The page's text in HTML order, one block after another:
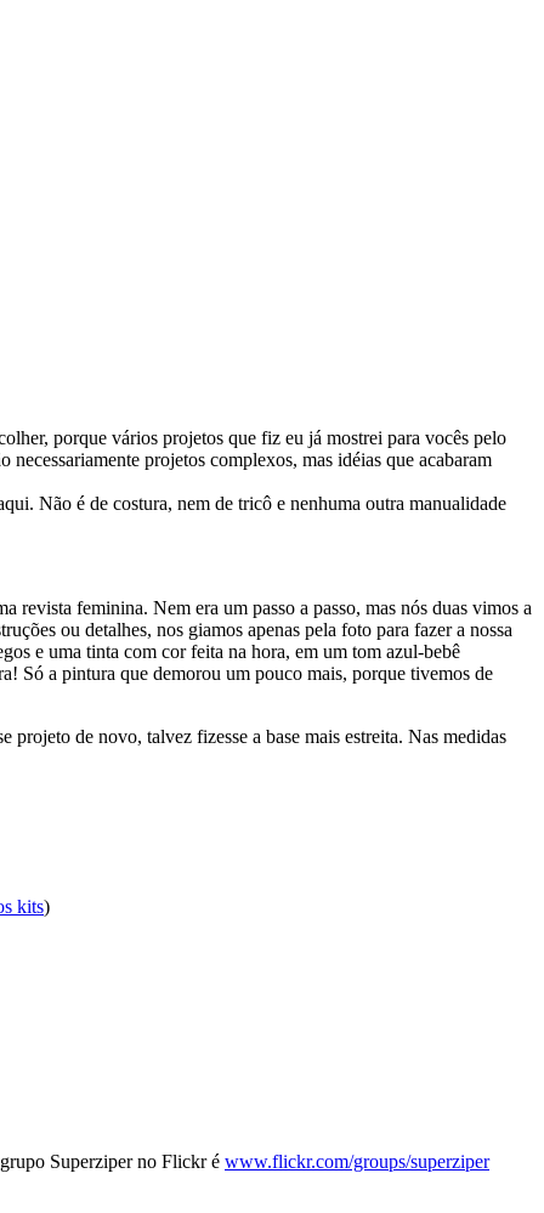
porque vários projetos que fiz eu já mostrei para vocês pelo
necessariamente projetos complexos, mas idéias que acabaram
Não é de costura, nem de tricô e nenhuma outra manualidade
revista feminina. Nem era um passo a passo, mas nós duas vimos a
ou detalhes, nos giamos apenas pela foto para fazer a nossa
e uma tinta com cor feita na hora, em um tom azul-bebê
Só a pintura que demorou um pouco mais, porque tivemos de
projeto de novo, talvez fizesse a base mais estreita. Nas medidas
kits)
Superziper no Flickr é www.flickr.com/groups/superziper